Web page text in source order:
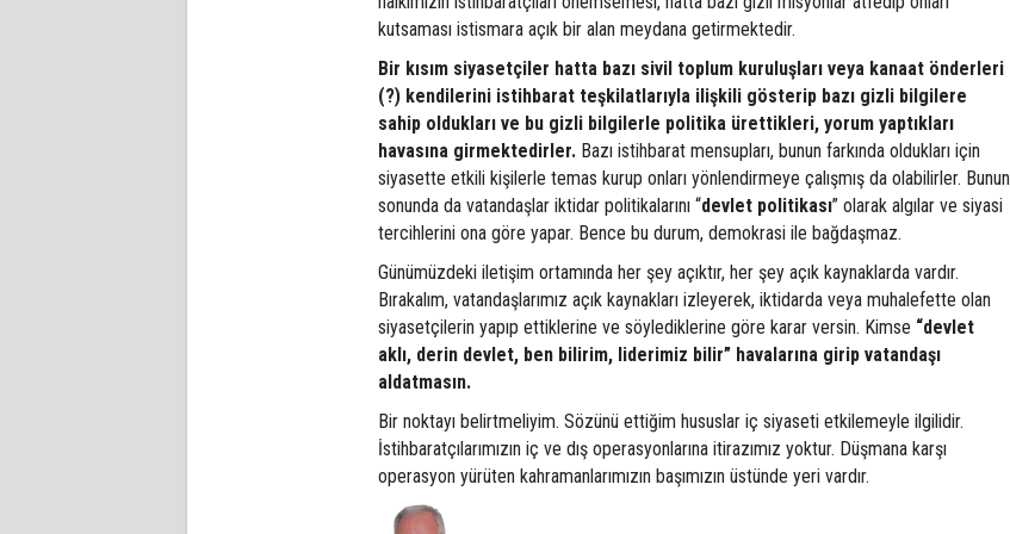
kutsaması istismara açık bir alan meydana getirmektedir.
Bir kısım siyasetçiler hatta bazı sivil toplum kuruluşları veya kanaat önderleri
(?) kendilerini istihbarat teşkilatlarıyla ilişkili gösterip bazı gizli bilgilere
sahip oldukları ve bu gizli bilgilerle politika ürettikleri, yorum yaptıkları
havasına girmektedirler. Bazı istihbarat mensupları, bunun farkında oldukları için
siyasette etkili kişilerle temas kurup onları yönlendirmeye çalışmış da olabilirler. Bunun
sonunda da vatandaşlar iktidar politikalarını “devlet politikası” olarak algılar ve siyasi
tercihlerini ona göre yapar. Bence bu durum, demokrasi ile bağdaşmaz.
Günümüzdeki iletişim ortamında her şey açıktır, her şey açık kaynaklarda vardır.
Bırakalım, vatandaşlarımız açık kaynakları izleyerek, iktidarda veya muhalefette olan
siyasetçilerin yapıp ettiklerine ve söylediklerine göre karar versin. Kimse “devlet
aklı, derin devlet, ben bilirim, liderimiz bilir” havalarına girip vatandaşı
aldatmasın.
Bir noktayı belirtmeliyim. Sözünü ettiğim hususlar iç siyaseti etkilemeyle ilgilidir.
İstihbaratçılarımızın iç ve dış operasyonlarına itirazımız yoktur. Düşmana karşı
operasyon yürüten kahramanlarımızın başımızın üstünde yeri vardır.